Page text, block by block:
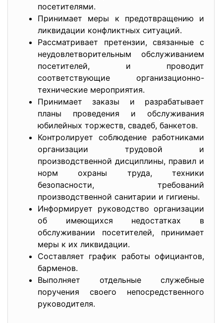
посетителями.
Принимает меры к предотвращению и
ликвидации конфликтных ситуаций.
Рассматривает претензии, связанные с
неудовлетворительным обслуживанием
посетителей, и проводит
соответствующие организационно-
технические мероприятия.
Принимает заказы и разрабатывает
планы проведения и обслуживания
юбилейных торжеств, свадеб, банкетов.
Контролирует соблюдение работниками
организации трудовой и
производственной дисциплины, правил и
норм охраны труда, техники
безопасности, требований
производственной санитарии и гигиены.
Информирует руководство организации
об имеющихся недостатках в
обслуживании посетителей, принимает
меры к их ликвидации.
Составляет график работы официантов,
барменов.
Выполняет отдельные служебные
поручения своего непосредственного
руководителя.